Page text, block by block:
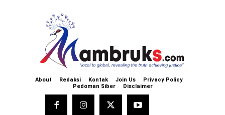
About Redaksi Kontak Join Us
Privacy Policy
Pedoman Siber
Disclaimer